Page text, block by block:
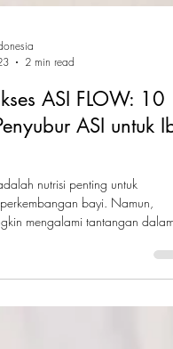
2 min read
ASI FLOW: 10
ASI untuk Ibu
nutrisi penting untuk
mengalami tantangan